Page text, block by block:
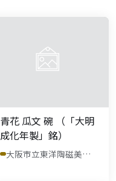
青花 瓜文 碗 （「大明
成化年製」銘）
大阪市立東洋陶磁美術館